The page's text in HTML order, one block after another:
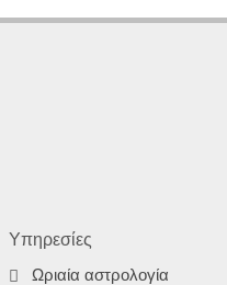
Υπηρεσίες
Ωριαία αστρολογία